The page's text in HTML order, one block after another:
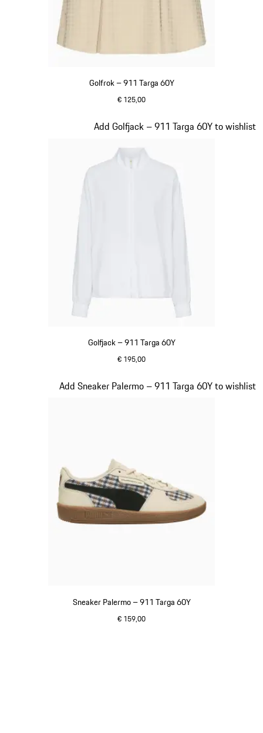
Golfrok – 911 Targa 60Y
€ 125,00
Golfjack – 911 Targa 60Y
€ 195,00
Add Golfjack – 911 Targa 60Y to wishlist
Sneaker Palermo – 911 Targa 60Y
€ 159,00
Add Sneaker Palermo – 911 Targa 60Y to wishlist
Dia 20 van 20